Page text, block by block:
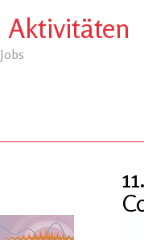
Jobs
Aktivitäten